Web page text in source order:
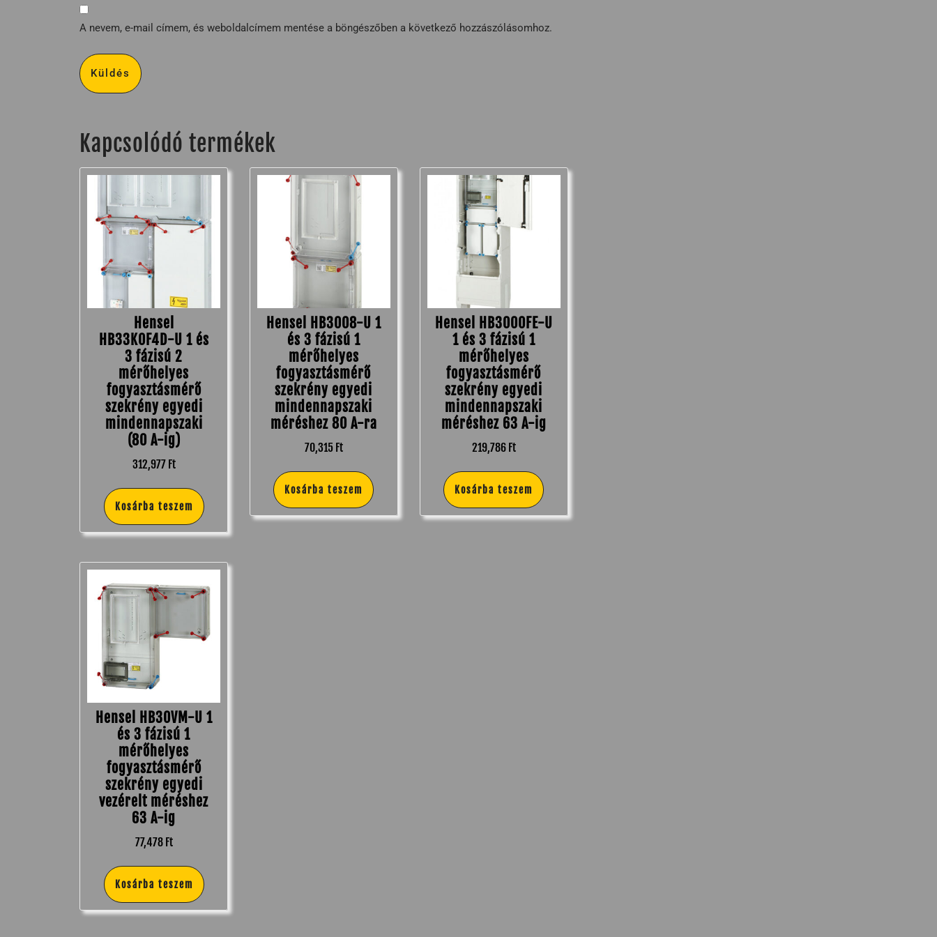
A nevem, e-mail címem, és weboldalcímem mentése a böngészőben a következő hozzászólásomhoz.
Kapcsolódó termékek
Hensel
HB33K0F4D-U 1 és
3 fázisú 2
mérőhelyes
fogyasztásmérő
szekrény egyedi
mindennapszaki
(80 A-ig)
312,977 Ft
Kosárba teszem
Hensel HB3008-U 1
és 3 fázisú 1
mérőhelyes
fogyasztásmérő
szekrény egyedi
mindennapszaki
méréshez 80 A-ra
70,315 Ft
Kosárba teszem
Hensel HB3000FE-U
1 és 3 fázisú 1
mérőhelyes
fogyasztásmérő
szekrény egyedi
mindennapszaki
méréshez 63 A-ig
219,786 Ft
Kosárba teszem
Hensel HB30VM-U 1
és 3 fázisú 1
mérőhelyes
fogyasztásmérő
szekrény egyedi
vezérelt méréshez
63 A-ig
77,478 Ft
Kosárba teszem